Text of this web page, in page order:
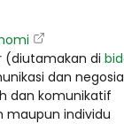
(diutamakan di
dan
dan komunikatif
maupun individu